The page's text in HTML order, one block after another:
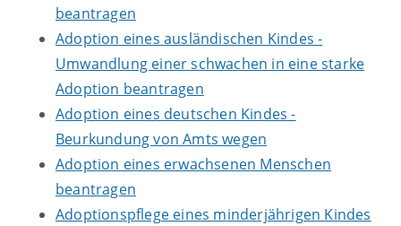
beantragen
Adoption eines ausländischen Kindes -
Umwandlung einer schwachen in eine starke
Adoption beantragen
Adoption eines deutschen Kindes -
Beurkundung von Amts wegen
Adoption eines erwachsenen Menschen
beantragen
Adoptionspflege eines minderjährigen Kindes